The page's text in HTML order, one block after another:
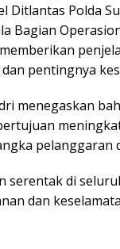
Ditlantas Polda
Bagian
memberikan
pentingnya
menegaskan
pelanggaran
serentak di
dan